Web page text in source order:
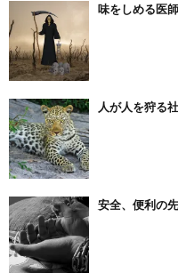
味をしめる医
人が人を狩る
安全、便利の